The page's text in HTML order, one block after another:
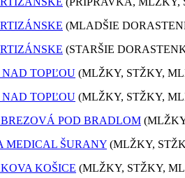
(MLADŠIE
(STARŠIE
TOPĽOU (MLŽKY, STŽKY,
TOPĽOU (MLŽKY, STŽKY,
POD BRADLOM
MEDICAL ŠURANY (MLŽKY,
KOŠICE (MLŽKY, STŽKY,